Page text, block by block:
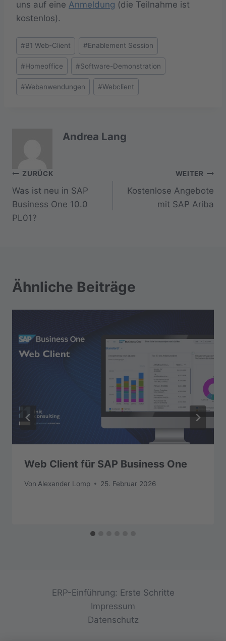
uns auf eine Anmeldung (die Teilnahme ist
kostenlos).
Schlagworte:
#B1 Web-Client #Enablement Session
#Homeoffice #Software-Demonstration
#Webanwendungen #Webclient
Andrea Lang
Beitragsnavigation
ZURÜCK
Was ist neu in SAP
Business One 10.0
PL01?
WEITER
Kostenlose Angebote
mit SAP Ariba
Ähnliche Beiträge
Web Client für SAP Business One
Von Alexander Lomp 25. Februar 2026
ERP-Einführung: Erste Schritte
Impressum
Datenschutz